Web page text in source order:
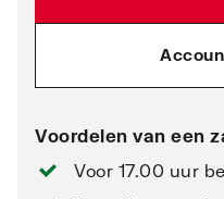
Voordelen van een
Voor 17.00 uur